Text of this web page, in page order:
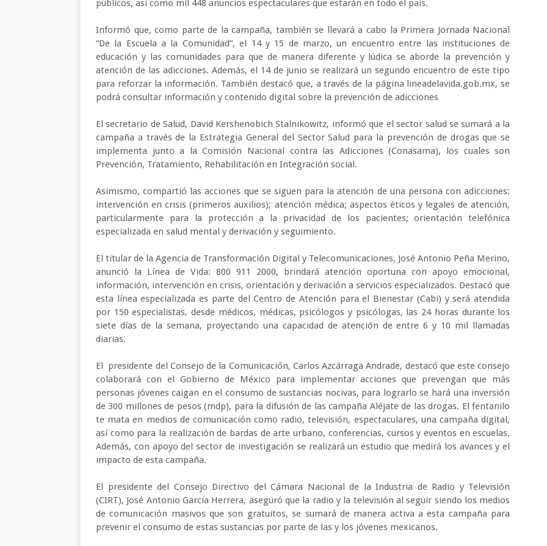
públicos, así como mil 448 anuncios espectaculares que estarán en todo el país.
Informó que, como parte de la campaña, también se llevará a cabo la Primera Jornada Nacional
“De la Escuela a la Comunidad”, el 14 y 15 de marzo, un encuentro entre las instituciones de
educación y las comunidades para que de manera diferente y lúdica se aborde la prevención y
atención de las adicciones. Además, el 14 de junio se realizará un segundo encuentro de este tipo
para reforzar la información. También destacó que, a través de la página lineadelavida.gob.mx, se
podrá consultar información y contenido digital sobre la prevención de adicciones
El secretario de Salud, David Kershenobich Stalnikowitz, informó que el sector salud se sumará a la
campaña a través de la Estrategia General del Sector Salud para la prevención de drogas que se
implementa junto a la Comisión Nacional contra las Adicciones (Conasama), los cuales son
Prevención, Tratamiento, Rehabilitación en Integración social.
Asimismo, compartió las acciones que se siguen para la atención de una persona con adicciones:
intervención en crisis (primeros auxilios); atención médica; aspectos éticos y legales de atención,
particularmente para la protección a la privacidad de los pacientes; orientación telefónica
especializada en salud mental y derivación y seguimiento.
El titular de la Agencia de Transformación Digital y Telecomunicaciones, José Antonio Peña Merino,
anunció la Línea de Vida: 800 911 2000, brindará atención oportuna con apoyo emocional,
información, intervención en crisis, orientación y derivación a servicios especializados. Destacó que
esta línea especializada es parte del Centro de Atención para el Bienestar (Cabi) y será atendida
por 150 especialistas, desde médicos, médicas, psicólogos y psicólogas, las 24 horas durante los
siete días de la semana, proyectando una capacidad de atención de entre 6 y 10 mil llamadas
diarias.
El presidente del Consejo de la Comunicación, Carlos Azcárraga Andrade, destacó que este consejo
colaborará con el Gobierno de México para implementar acciones que prevengan que más
personas jóvenes caigan en el consumo de sustancias nocivas, para lograrlo se hará una inversión
de 300 millones de pesos (mdp), para la difusión de las campaña Aléjate de las drogas. El fentanilo
te mata en medios de comunicación como radio, televisión, espectaculares, una campaña digital,
así como para la realización de bardas de arte urbano, conferencias, cursos y eventos en escuelas.
Además, con apoyo del sector de investigación se realizará un estudio que medirá los avances y el
impacto de esta campaña.
El presidente del Consejo Directivo del Cámara Nacional de la Industria de Radio y Televisión
(CIRT), José Antonio García Herrera, aseguró que la radio y la televisión al seguir siendo los medios
de comunicación masivos que son gratuitos, se sumará de manera activa a esta campaña para
prevenir el consumo de estas sustancias por parte de las y los jóvenes mexicanos.